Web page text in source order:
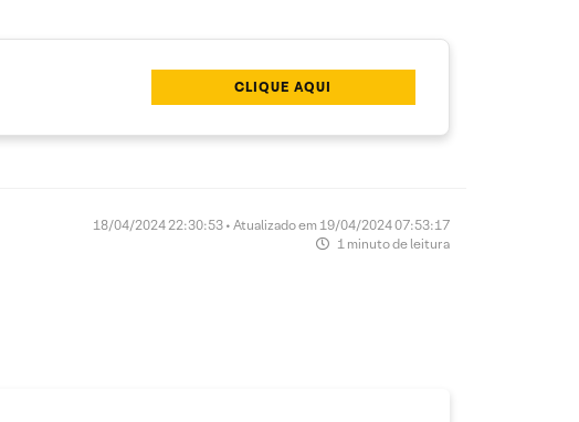
CLIQUE AQUI
18/04/2024 22:30:53 • Atualizado em 19/04/2024 07:53:17
1 minuto de leitura